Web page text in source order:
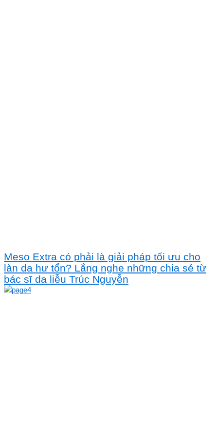
Meso Extra có phải là giải pháp tối ưu cho
làn da hư tổn? Lắng nghe những chia sẻ từ
bác sĩ da liễu Trúc Nguyễn